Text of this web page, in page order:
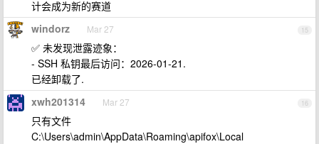
计会成为新的赛道
15
windorz Mar 27
✅ 未发现泄露迹象：
- SSH 私钥最后访问：2026-01-21.
已经卸载了.
16
xwh201314 Mar 27
只有文件
C:\Users\admin\AppData\Roaming\apifox\Local